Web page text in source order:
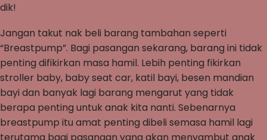
dik!
Jangan takut nak beli barang tambahan seperti
“Breastpump”. Bagi pasangan sekarang, barang ini tidak
penting difikirkan masa hamil. Lebih penting fikirkan
stroller baby, baby seat car, katil bayi, besen mandian
bayi dan banyak lagi barang mengarut yang tidak
berapa penting untuk anak kita nanti. Sebenarnya
breastpump itu amat penting dibeli semasa hamil lagi